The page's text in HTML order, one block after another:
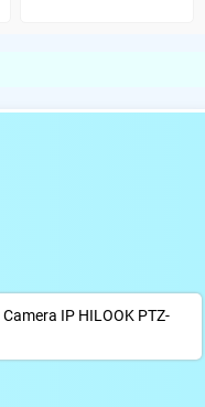
IP HILOOK PTZ-